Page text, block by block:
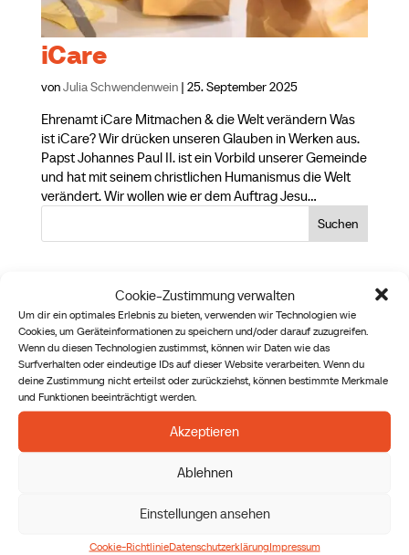
Cookie-Zustimmung verwalten
Um dir ein optimales Erlebnis zu bieten, verwenden wir Technologien wie
Cookies, um Geräteinformationen zu speichern und/oder darauf zuzugreifen.
Wenn du diesen Technologien zustimmst, können wir Daten wie das
Surfverhalten oder eindeutige IDs auf dieser Website verarbeiten. Wenn du
deine Zustimmung nicht erteilst oder zurückziehst, können bestimmte Merkmale
und Funktionen beeinträchtigt werden.
Akzeptieren
Ablehnen
Einstellungen ansehen
Cookie-RichtlinieDatenschutzerklärungImpressum
iCare
vonJulia Schwendenwein| 25. September 2025
Ehrenamt iCare Mitmachen & die Welt verändern Was
ist iCare? Wir drücken unseren Glauben in Werken aus.
Papst Johannes Paul II. ist ein Vorbild unserer Gemeinde
und hat mit seinem christlichen Humanismus die Welt
verändert. Wir wollen wie er dem Auftrag Jesu...
Suchen
Perpetual Adoration: Why We Do It
Anbetung rund um die Uhr – warum wir das tun
Rein wie Engel, Arrogant wie Teufel – ein Schisma und
mein Weg hinaus aus der Priesterbruderschaft Pius X.
Pure as Angels, Arrogant as Devils – A Schism and My
Way Out of the Society of Saint Pius X
The Fisher of Men Behind the Counter
Juli 2026